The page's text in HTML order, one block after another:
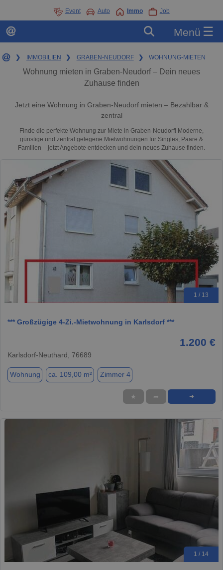
Event Auto Immo Job
Menü ☰
❯ IMMOBILIEN ❯ GRABEN-NEUDORF ❯ WOHNUNG-MIETEN
Wohnung mieten in Graben-Neudorf – Dein neues
Zuhause finden
Jetzt eine Wohnung in Graben-Neudorf mieten – Bezahlbar &
zentral
Finde die perfekte Wohnung zur Miete in Graben-Neudorf! Moderne,
günstige und zentral gelegene Mietwohnungen für Singles, Paare &
Familien – jetzt Angebote entdecken und dein neues Zuhause finden.
1 / 13
*** Großzügige 4-Zi.-Mietwohnung in Karlsdorf ***
1.200 €
Karlsdorf-Neuthard, 76689
Wohnung ca. 109,00 m² Zimmer 4
★ ➦ ➜
1 / 14